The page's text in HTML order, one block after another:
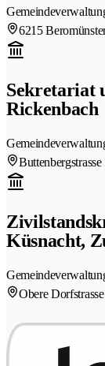
6215
Sekretariat
Rickenbach
Buttenbergstrasse
Küsnacht,
Obere